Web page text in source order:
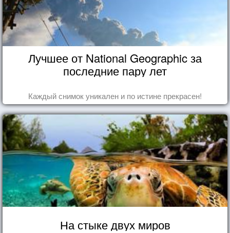
Лучшее от National Geographic за
последние пару лет
Каждый снимок уникален и по истине прекрасен!
На стыке двух миров